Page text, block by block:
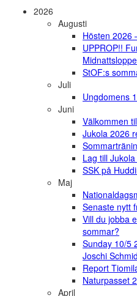
2026
Augusti
Hösten 2026
UPPROP!!
StOF:s
Juli
Ungdomens
Juni
Välkommen
Jukola 2026
Lag till
SSK på
Maj
Senaste nytt
Vill du jobba
sommar?
Sunday 10/5
Joschi Schmid
Report
Naturpasset
April